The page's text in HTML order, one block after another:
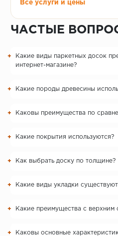
Все услуги и цены
ЧАСТЫЕ
Какие виды паркетных досок
интернет-магазине?
Какие породы древесины
Каковы преимущества по
Какие покрытия используются?
Как выбрать доску по толщине?
Какие виды укладки
Какие преимущества с верхним
Каковы основные